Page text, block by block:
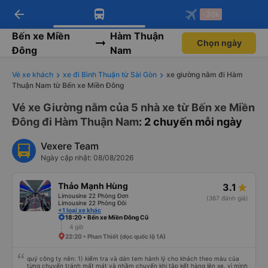
Tải app Vexere ngay!
Nhận ưu đãi thành viên độc
Mở app
Tải app Vexere
-30k/ghế khi đặt vé máy bay qua
Mở app
arrow_back -30k
Bến xe Miền
Đông
Hàm Thuận
Nam
Chọn ngày
Vé xe khách xe đi Bình Thuận từ Sài Gòn
xe giường nằm đi Hàm
Thuận Nam từ Bến xe Miền Đông
Vé xe Giường nằm của 5 nhà xe từ Bến xe Miền
Đông đi Hàm Thuận Nam: 2 chuyến mỗi ngày
Vexere Team
Ngày cập nhật: 08/08/2026
Thảo Mạnh Hùng
Limousine 22 Phòng Đơn
Limousine 22 Phòng Đôi
+1 loại xe khác
3.1
(367 đánh giá)
18:20 • Bến xe Miền Đông Cũ
4 giờ
22:20 • Phan Thiết (dọc quốc lộ 1A)
quý công ty nên: 1) kiểm tra và dán tem hành lý cho khách theo màu của
từng chuyến tránh mất mát và nhầm chuyến khi tập kết hàng lên xe. vì mình